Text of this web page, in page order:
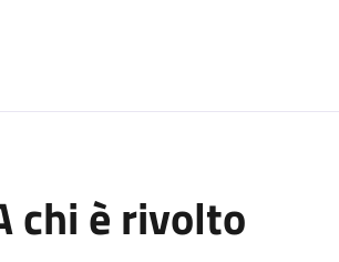
chi è rivolto